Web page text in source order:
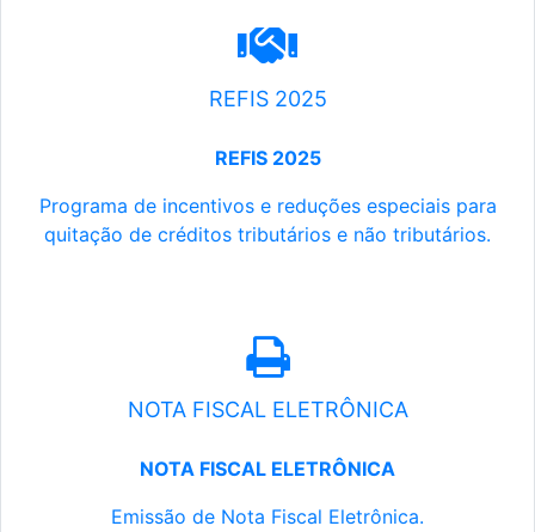
REFIS 2025
REFIS 2025
Programa de incentivos e reduções especiais para
quitação de créditos tributários e não tributários.
NOTA FISCAL ELETRÔNICA
NOTA FISCAL ELETRÔNICA
Emissão de Nota Fiscal Eletrônica.